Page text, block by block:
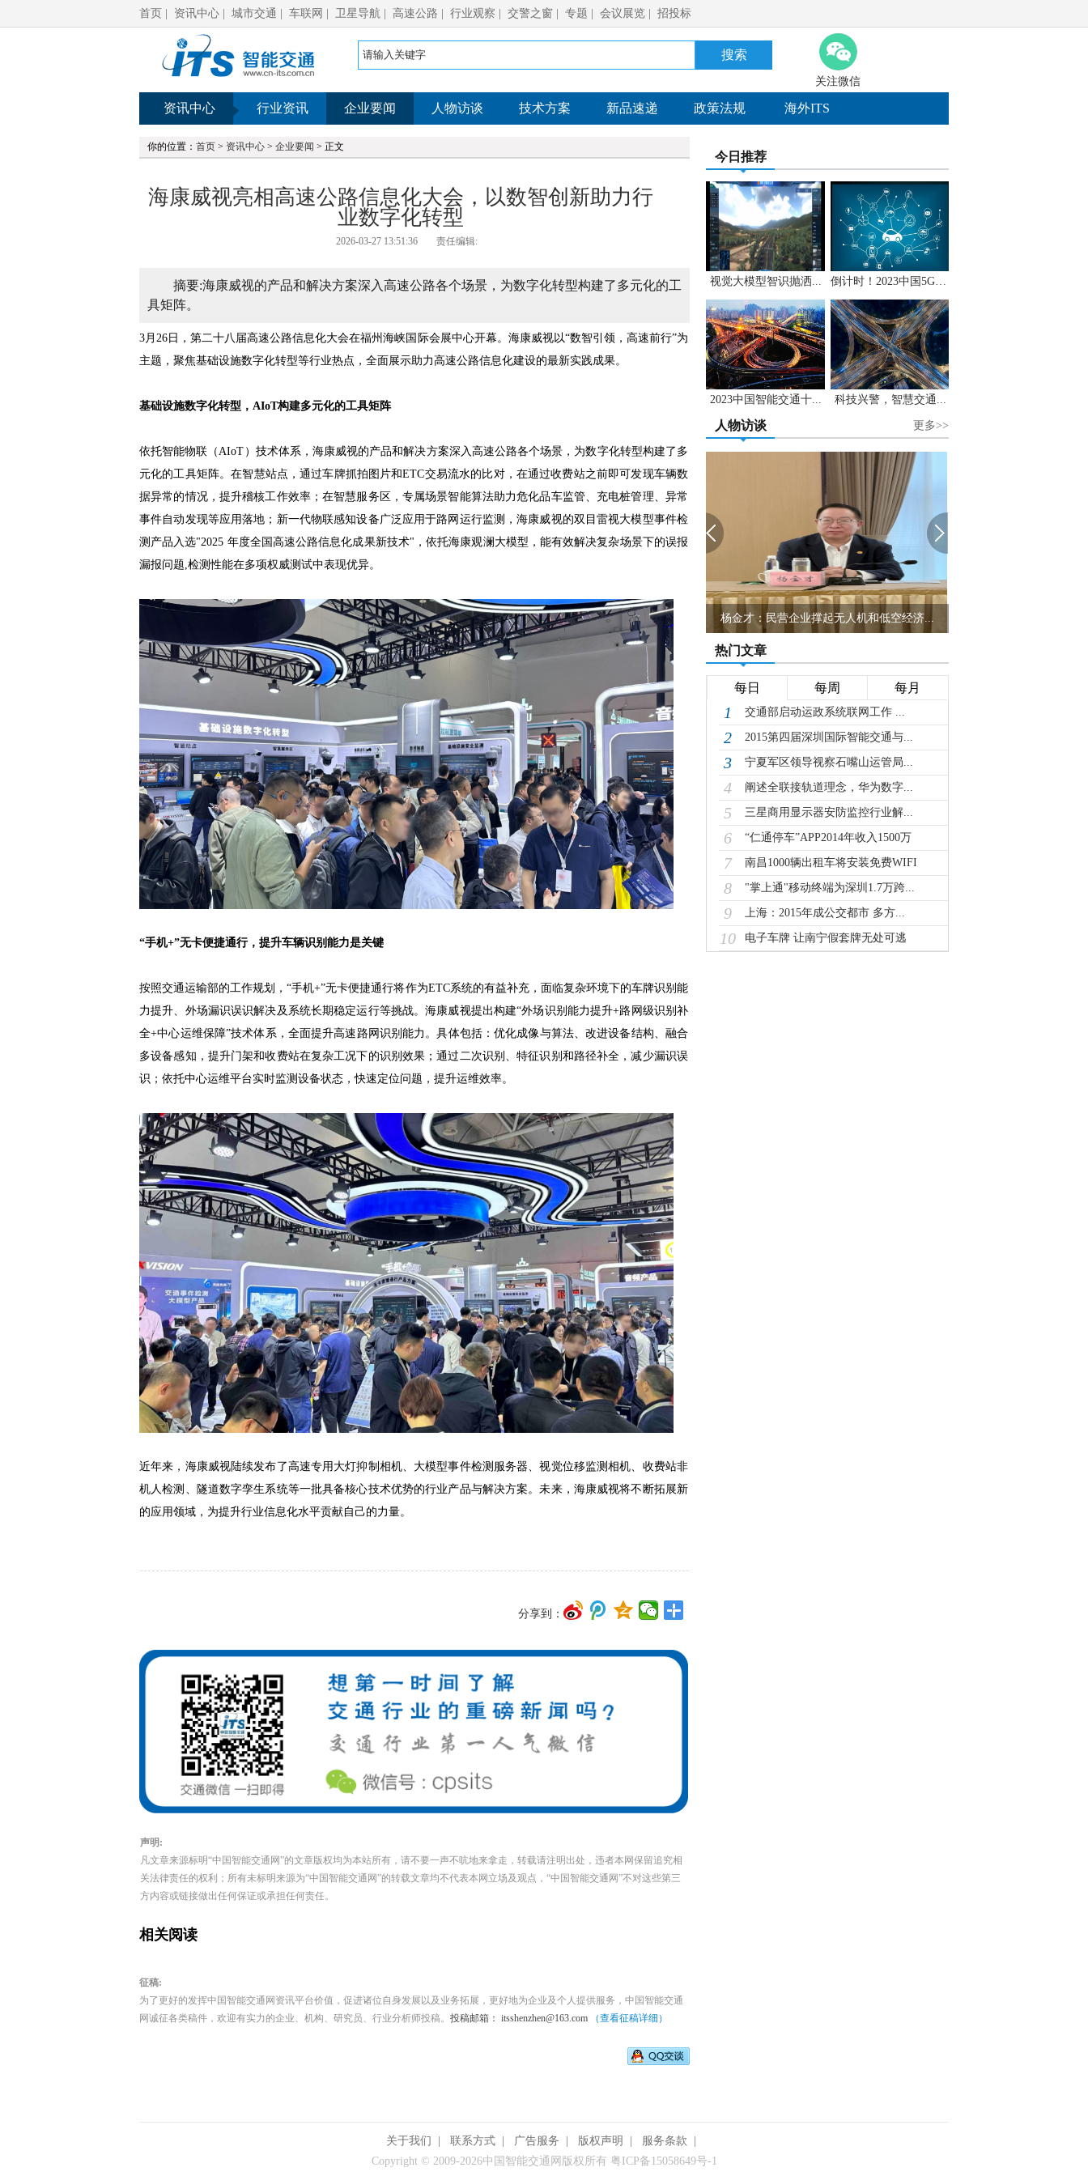
首页 资讯中心 城市交通 车联网 卫星导航 高速公路 行业观察 交警之窗 专题 会议展览 招投标
搜索
关注微信
资讯中心 行业资讯 企业要闻 人物访谈 技术方案 新品速递 政策法规 海外ITS
你的位置： 首页 > 资讯中心 > 企业要闻 > 正文
海康威视亮相高速公路信息化大会，以数智创新助力行
业数字化转型
2026-03-27 13:51:36 责任编辑:
摘要:海康威视的产品和解决方案深入高速公路各个场景，为数字化转型构建了多元化的工
具矩阵。
3月26日，第二十八届高速公路信息化大会在福州海峡国际会展中心开幕。海康威视以“数智引领，高速前行”为
主题，聚焦基础设施数字化转型等行业热点，全面展示助力高速公路信息化建设的最新实践成果。
基础设施数字化转型，AIoT构建多元化的工具矩阵
依托智能物联（AIoT）技术体系，海康威视的产品和解决方案深入高速公路各个场景，为数字化转型构建了多
元化的工具矩阵。在智慧站点，通过车牌抓拍图片和ETC交易流水的比对，在通过收费站之前即可发现车辆数
据异常的情况，提升稽核工作效率；在智慧服务区，专属场景智能算法助力危化品车监管、充电桩管理、异常
事件自动发现等应用落地；新一代物联感知设备广泛应用于路网运行监测，海康威视的双目雷视大模型事件检
测产品入选"2025 年度全国高速公路信息化成果新技术"，依托海康观澜大模型，能有效解决复杂场景下的误报
漏报问题,检测性能在多项权威测试中表现优异。
“手机+”无卡便捷通行，提升车辆识别能力是关键
按照交通运输部的工作规划，“手机+”无卡便捷通行将作为ETC系统的有益补充，面临复杂环境下的车牌识别能
力提升、外场漏识误识解决及系统长期稳定运行等挑战。海康威视提出构建“外场识别能力提升+路网级识别补
全+中心运维保障”技术体系，全面提升高速路网识别能力。具体包括：优化成像与算法、改进设备结构、融合
多设备感知，提升门架和收费站在复杂工况下的识别效果；通过二次识别、特征识别和路径补全，减少漏识误
识；依托中心运维平台实时监测设备状态，快速定位问题，提升运维效率。
近年来，海康威视陆续发布了高速专用大灯抑制相机、大模型事件检测服务器、视觉位移监测相机、收费站非
机人检测、隧道数字孪生系统等一批具备核心技术优势的行业产品与解决方案。未来，海康威视将不断拓展新
的应用领域，为提升行业信息化水平贡献自己的力量。
分享到：
声明:
凡文章来源标明“中国智能交通网”的文章版权均为本站所有，请不要一声不吭地来拿走，转载请注明出处，违者本网保留追究相
关法律责任的权利；所有未标明来源为“中国智能交通网”的转载文章均不代表本网立场及观点，“中国智能交通网”不对这些第三
方内容或链接做出任何保证或承担任何责任。
相关阅读
征稿:
为了更好的发挥中国智能交通网资讯平台价值，促进诸位自身发展以及业务拓展，更好地为企业及个人提供服务，中国智能交通
网诚征各类稿件，欢迎有实力的企业、机构、研究员、行业分析师投稿。 投稿邮箱： itsshenzhen@163.com （查看征稿详细）
今日推荐
视觉大模型智识抛洒... 倒计时！2023中国5G+...
2023中国智能交通十... 科技兴警，智慧交通...
人物访谈 更多>>
杨金才：民营企业撑起无人机和低空经济... HIMA任命Sella Controls销售负责人为全...
热门文章
每日 每周 每月
1 交通部启动运政系统联网工作 ...
2 2015第四届深圳国际智能交通与...
3 宁夏军区领导视察石嘴山运管局...
4 阐述全联接轨道理念，华为数字...
5 三星商用显示器安防监控行业解...
6 “仁通停车”APP2014年收入1500万
7 南昌1000辆出租车将安装免费WIFI
8 "掌上通"移动终端为深圳1.7万跨...
9 上海：2015年成公交都市 多方...
10 电子车牌 让南宁假套牌无处可逃
关于我们 联系方式| 广告服务 版权声明 服务条款
Copyright © 2009-2026中国智能交通网版权所有 粤ICP备15058649号-1